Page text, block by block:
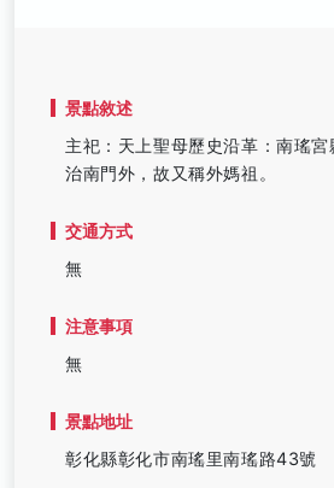
景點敘述
主祀：天上聖母歷史沿革：南瑤
治南門外，故又稱外媽祖。
交通方式
無
注意事項
無
景點地址
彰化縣彰化市南瑤里南瑤路43號